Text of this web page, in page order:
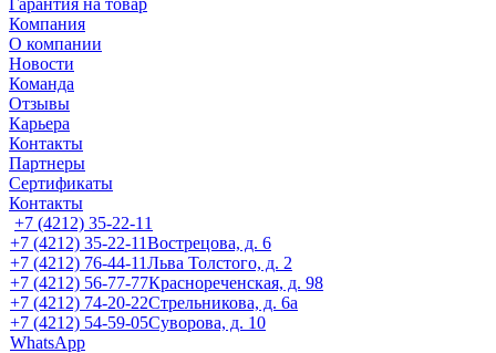
Гарантия на товар
Компания
О компании
Новости
Команда
Отзывы
Карьера
Контакты
Партнеры
Сертификаты
Контакты
+7 (4212) 35-22-11
+7 (4212) 35-22-11Вострецова, д. 6
+7 (4212) 76-44-11Льва Толстого, д. 2
+7 (4212) 56-77-77Краснореченская, д. 98
+7 (4212) 74-20-22Стрельникова, д. 6а
+7 (4212) 54-59-05Суворова, д. 10
WhatsApp